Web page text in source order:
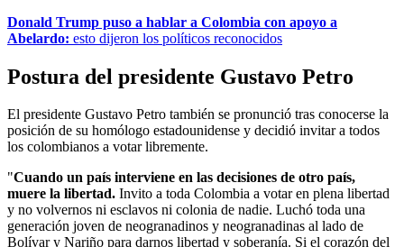
Donald Trump puso a hablar a Colombia con apoyo a
Abelardo: esto dijeron los políticos reconocidos
Postura del presidente Gustavo Petro
El presidente Gustavo Petro también se pronunció tras conocerse la
posición de su homólogo estadounidense y decidió invitar a todos
los colombianos a votar libremente.
"Cuando un país interviene en las decisiones de otro país,
muere la libertad. Invito a toda Colombia a votar en plena libertad
y no volvernos ni esclavos ni colonia de nadie. Luchó toda una
generación joven de neogranadinos y neogranadinas al lado de
Bolívar y Nariño para darnos libertad y soberanía. Si el corazón del